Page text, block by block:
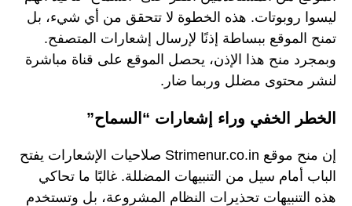
ليسوا روبوتات. هذه الخطوة لا تتحقق من أي شيء، بل
تمنح الموقع ببساطة إذنًا لإرسال إشعارات المتصفح.
وبمجرد منح هذا الإذن، يحصل الموقع على قناة مباشرة
لنشر محتوى مضلل وربما ضار.
الخطر الخفي وراء إشعارات “السماح”
إن منح موقع Strimenur.co.in صلاحيات الإشعارات يفتح
الباب أمام سيل من التنبيهات المضللة. غالبًا ما تحاكي
هذه التنبيهات تحذيرات النظام المشروعة، بل وتستخدم